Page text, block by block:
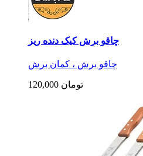
چاقو برش کیک دنده ریز
چاقو برش ، کمان برش
120,000 تومان